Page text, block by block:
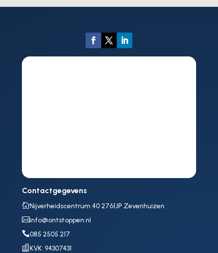
Contactgegevens
Nijverheidscentrum 40 2761JP Zevenhuizen
info@ontstoppen.nl
085 2505 217
 KVK: 94307431